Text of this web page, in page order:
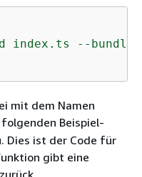
index.ts --bundle
mit dem Namen
folgenden Beispiel-
Dies ist der Code für
gibt eine